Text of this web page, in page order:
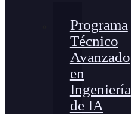
Programa
Técnico
Avanzado
en
Ingeniería
de IA